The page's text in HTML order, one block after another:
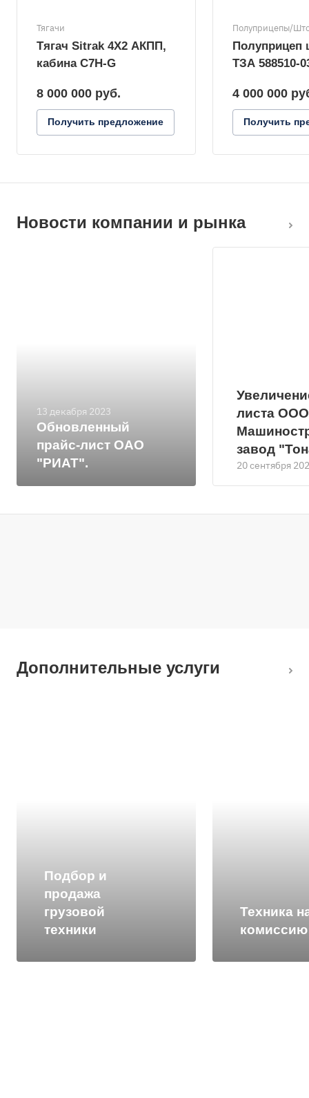
Тягачи
Тягач Sitrak 4X2 АКПП,
кабина C7H-G
8 000 000 руб.
Получить предложение
Полуприцепы/
Полуприцеп
ТЗА 588510-
4 000 000
Получить
Новости компании и рынка
Обновленный
прайс-лист ОАО
"РИАТ".
13 декабря 2023
листа ООО
завод
20 сентября
Дополнительные услуги
Подбор и
продажа
грузовой
техники
Техника
комиссию